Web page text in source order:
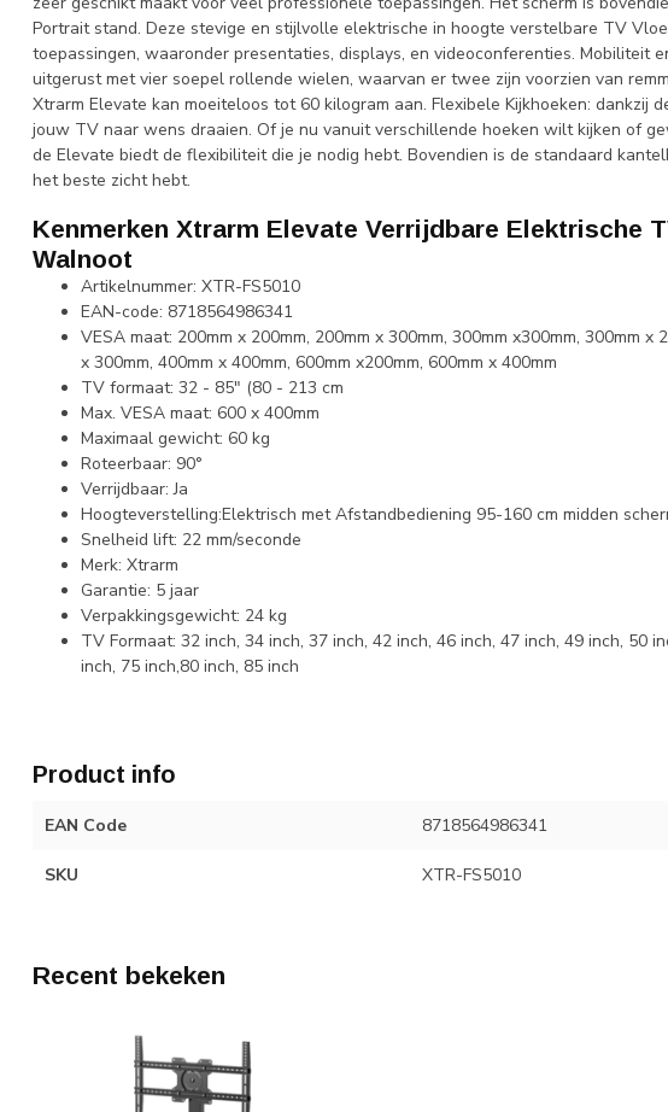
Portrait stand. Deze stevige en stijlvolle elektrische in hoogte verstelbare TV
toepassingen, waaronder presentaties, displays, en videoconferenties. Mobiliteit
uitgerust met vier soepel rollende wielen, waarvan er twee zijn voorzien van
Xtrarm Elevate kan moeiteloos tot 60 kilogram aan. Flexibele Kijkhoeken: dankzij
jouw TV naar wens draaien. Of je nu vanuit verschillende hoeken wilt kijken of
de Elevate biedt de flexibiliteit die je nodig hebt. Bovendien is de standaard
het beste zicht hebt.
Kenmerken Xtrarm Elevate Verrijdbare Elektrische
Walnoot
Artikelnummer: XTR-FS5010
EAN-code: 8718564986341
VESA maat: 200mm x 200mm, 200mm x 300mm, 300mm x300mm, 300mm x
x 300mm, 400mm x 400mm, 600mm x200mm, 600mm x 400mm
TV formaat: 32 - 85" (80 - 213 cm
Max. VESA maat: 600 x 400mm
Maximaal gewicht: 60 kg
Roteerbaar: 90°
Verrijdbaar: Ja
Hoogteverstelling:Elektrisch met Afstandbediening 95-160 cm midden
Snelheid lift: 22 mm/seconde
Merk: Xtrarm
Garantie: 5 jaar
Verpakkingsgewicht: 24 kg
TV Formaat: 32 inch, 34 inch, 37 inch, 42 inch, 46 inch, 47 inch, 49 inch, 50
inch, 75 inch,80 inch, 85 inch
Product info
EAN Code 8718564986341
SKU XTR-FS5010
Recent bekeken